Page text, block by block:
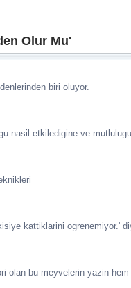
Olur Mu'
biri oluyor.
nasil etkiledigine ve
kattiklarini ogrenemiyor.'
olan bu meyvelerin yazin